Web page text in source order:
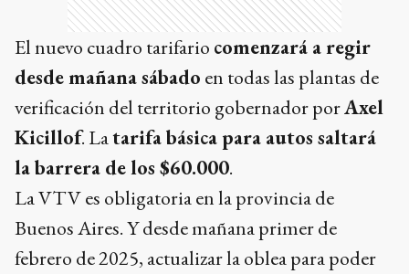
El nuevo cuadro tarifario comenzará a regir
desde mañana sábado en todas las plantas de
verificación del territorio gobernador porAxel
Kicillof. Latarifa básica para autos saltará
la barrera de los $60.000.
La VTV es obligatoria en la provincia de
Buenos Aires. Y desde mañana primer de
febrero de 2025, actualizar la oblea para poder